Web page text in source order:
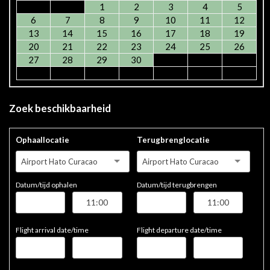
1 2 3 4
5
6
7 8 9 10 11
12
13
14 15 16 17 18
19
20
21 22 23 24 25
26
27
28 29 30
Zoek beschikbaarheid
Ophaallocatie
Airport Hato Curacao
Datum/tijd ophalen
Flight arrival date/time
Terugbrenglocatie
Airport Hato Curacao
Datum/tijd terugbrengen
Flight departure date/time